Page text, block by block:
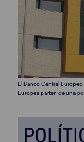
El Banco Central
Europea parten de una